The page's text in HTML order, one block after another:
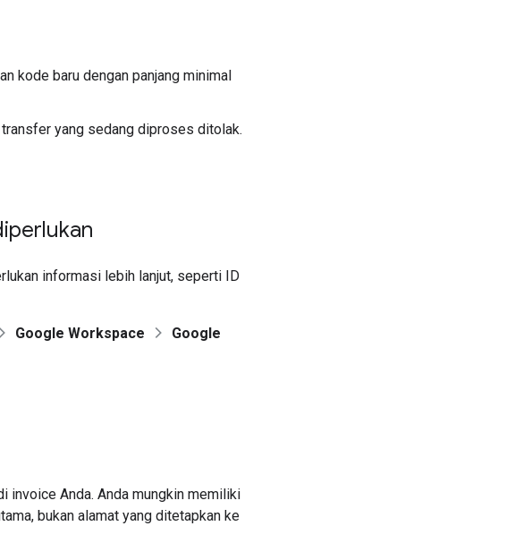
kode baru dengan panjang minimal
yang sedang diproses ditolak.
informasi lebih lanjut, seperti ID
Google Workspace
Google
invoice Anda. Anda mungkin memiliki
bukan alamat yang ditetapkan ke